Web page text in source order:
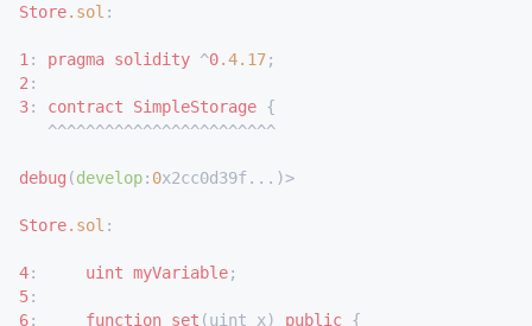
Store.sol :
1 : pragma solidity ^0.4.17
2
3: contract SimpleStorage {
   ^^^^^^^^^^^^^^^^^^^^^^^^
debug (develop: 0x2cc0d39f...)>
Store.sol :
4: uint myVariable
5
6: function set (uint x) public {